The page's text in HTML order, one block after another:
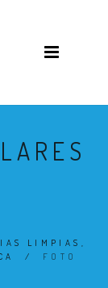
LIMPIAS,
/ FOTO